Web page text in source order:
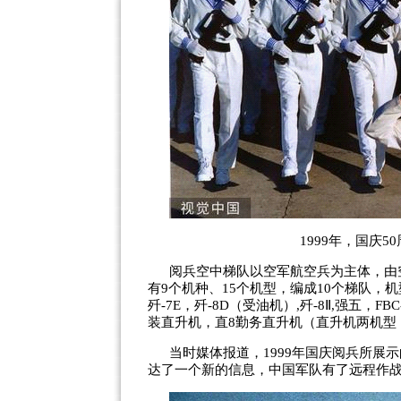
1999年，国庆
阅兵空中梯队以空军航空兵为主体，
有9个机种、15个机型，编成10个梯队，
歼-7E，歼-8D（受油机）,歼-8Ⅱ,强五，
装直升机，直8勤务直升机（直升机两机
当时媒体报道，1999年国庆阅兵所展
达了一个新的信息，中国军队有了远程作